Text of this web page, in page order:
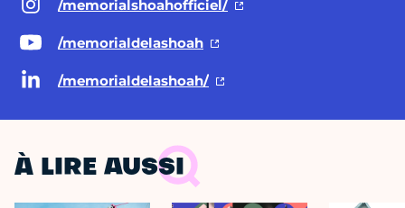
/memorialshoahofficiel/
/memorialdelashoah
/memorialdelashoah/
À LIRE AUSSI